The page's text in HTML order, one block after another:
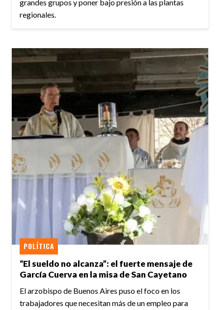
grandes grupos y poner bajo presión a las plantas
regionales.
“El sueldo no alcanza”: el fuerte mensaje de
García Cuerva en la misa de San Cayetano
POLÍTICA
El arzobispo de Buenos Aires puso el foco en los
trabajadores que necesitan más de un empleo para